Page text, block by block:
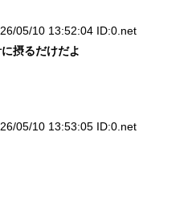
05/10 13:52:04 ID:0.net
摂るだけだよ
05/10 13:53:05 ID:0.net